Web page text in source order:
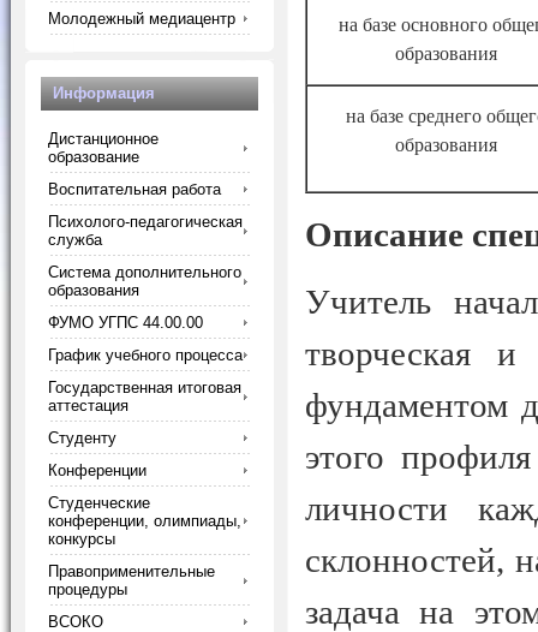
на базе основного
образования
на базе среднего
образования
Описание
Учитель
творческая и
фундаментом
этого
личности
склонностей,
задача на
Молодежный медиацентр
Информация
Дистанционное
образование
Воспитательная работа
Психолого-педагогическая
служба
Система дополнительного
образования
ФУМО УГПС 44.00.00
График учебного процесса
Государственная итоговая
аттестация
Студенту
Конференции
Студенческие
конференции, олимпиады,
конкурсы
Правоприменительные
процедуры
ВСОКО